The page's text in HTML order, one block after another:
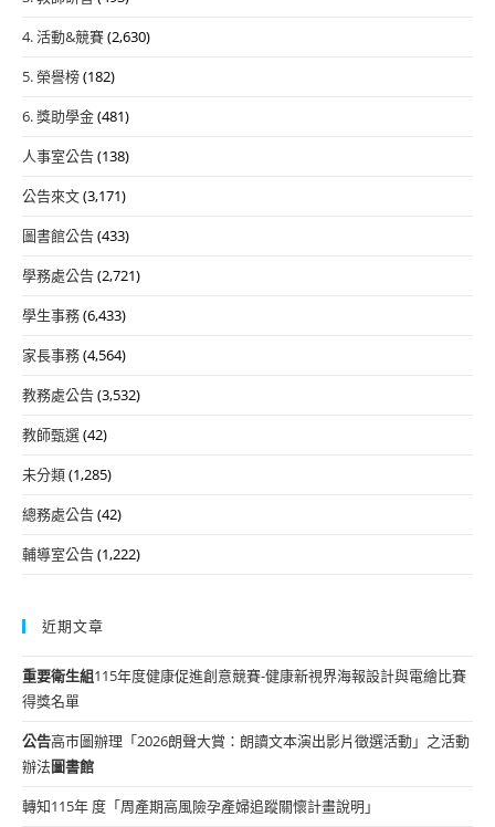
4. 活動&競賽(2,630)
5. 榮譽榜(182)
6. 獎助學金(481)
人事室公告(138)
公告來文(3,171)
圖書館公告(433)
學務處公告(2,721)
學生事務(6,433)
家長事務(4,564)
教務處公告(3,532)
教師甄選(42)
未分類(1,285)
總務處公告(42)
輔導室公告(1,222)
近期文章
重要衛生組115年度健康促進創意競賽-健康新視界海報設計與電繪比賽
得獎名單
公告高市圖辦理「2026朗聲大賞：朗讀文本演出影片徵選活動」之活動
辦法圖書館
轉知115年 度「周產期高風險孕產婦追蹤關懷計畫說明」